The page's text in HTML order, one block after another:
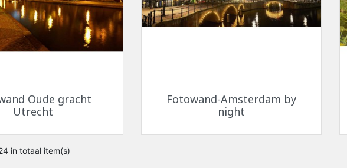
Snel bekijken
Oude gracht
Utrecht
Snel bekijken
Fotowand-Amsterdam by
night
in totaal item(s)